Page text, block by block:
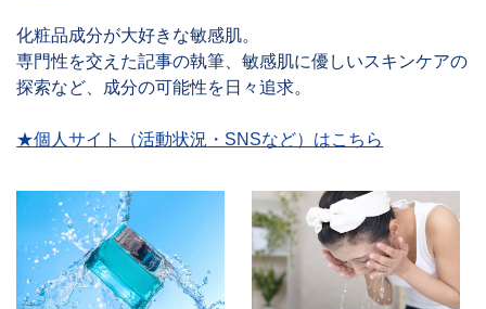
化粧品成分が大好きな敏感肌。
専門性を交えた記事の執筆、敏感肌に優しいスキンケアの
探索など、成分の可能性を日々追求。
★個人サイト（活動状況・SNSなど）はこちら